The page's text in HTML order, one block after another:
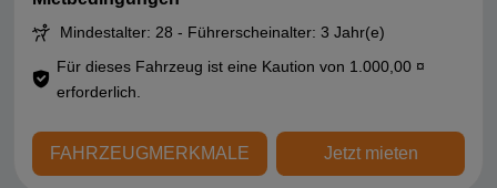
Mindestalter: 28 - Führerscheinalter: 3 Jahr(e)
Für dieses Fahrzeug ist eine Kaution von 1.000,00 ¤
erforderlich.
FAHRZEUGMERKMALE Jetzt mieten